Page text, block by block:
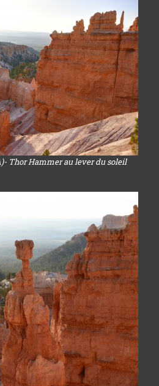
Thor Hammer au lever du soleil